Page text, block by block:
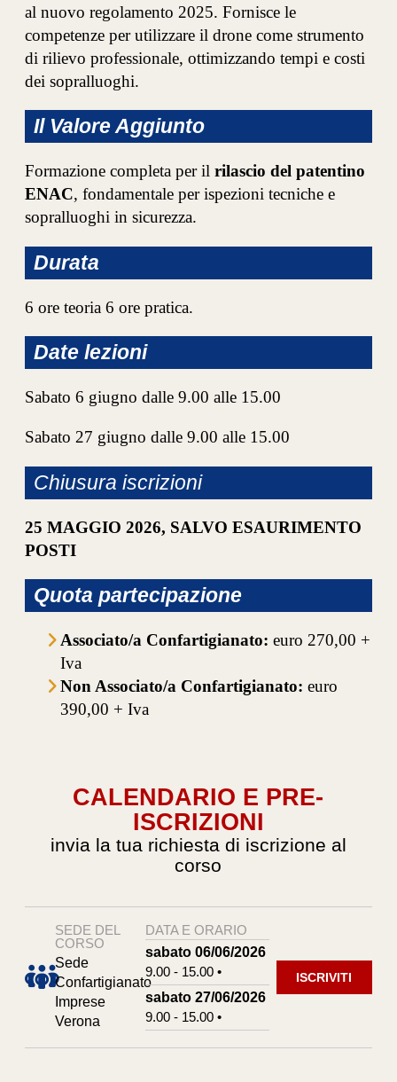
al nuovo regolamento 2025. Fornisce le
competenze per utilizzare il drone come strumento
di rilievo professionale, ottimizzando tempi e costi
dei sopralluoghi.
Il Valore Aggiunto
Formazione completa per ilrilascio del patentino
ENAC, fondamentale per ispezioni tecniche e
sopralluoghi in sicurezza.
Durata
6 ore teoria 6 ore pratica.
Date lezioni
Sabato 6 giugno dalle 9.00 alle 15.00
Sabato 27 giugno dalle 9.00 alle 15.00
Chiusura iscrizioni
25 MAGGIO 2026, SALVO ESAURIMENTO
POSTI
Quota partecipazione
Associato/a Confartigianato: euro 270,00 +
Iva
Non Associato/a Confartigianato: euro
390,00 + Iva
CALENDARIO E PRE-
ISCRIZIONI
invia la tua richiesta di iscrizione al
corso
SEDE DEL
CORSO
Sede
Confartigianato
Imprese
Verona
DATA E ORARIO
sabato 06/06/2026
9.00 - 15.00 •
sabato 27/06/2026
9.00 - 15.00 •
ISCRIVITI